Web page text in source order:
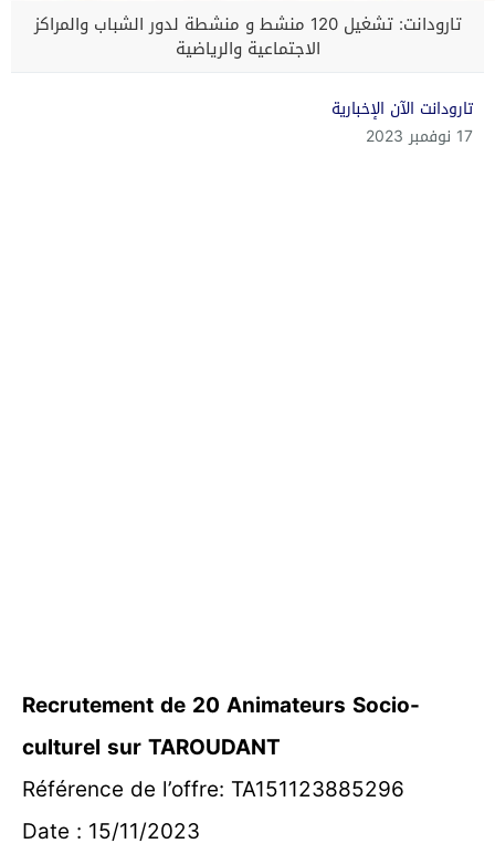
تارودانت: تشغيل 120 منشط و منشطة لدور الشباب والمراكز
الاجتماعية والرياضية
تارودانت الآن الإخبارية
17 نوفمبر 2023
Recrutement de 20 Animateurs Socio-
culturel sur TAROUDANT
Référence de l’offre: TA151123885296
Date : 15/11/2023